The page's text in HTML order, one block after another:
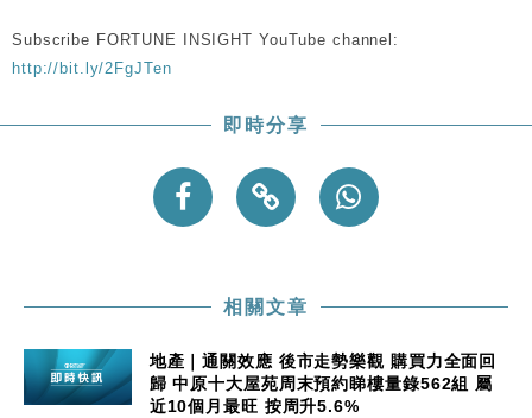
Subscribe FORTUNE INSIGHT YouTube channel:
http://bit.ly/2FgJTen
即時分享
相關文章
地產｜通關效應 後市走勢樂觀 購買力全面回
歸 中原十大屋苑周末預約睇樓量錄562組 屬
近10個月最旺 按周升5.6%